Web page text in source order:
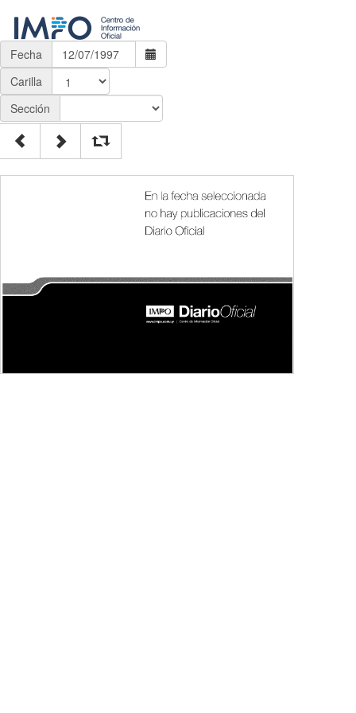
Fecha
Carilla
Sección